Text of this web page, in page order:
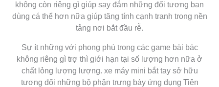
không còn riêng gì giúp say đắm những đối tượng bạn
dùng cá thể hơn nữa giúp tăng tính cạnh tranh trong nền
tảng nơi bắt đầu rễ.
Sự ít những với phong phú trong các game bài bác
không riêng gì trợ thì giới hạn tại số lượng hơn nữa ở
chất lỏng lượng lượng. xe máy mini bắt tay sở hữu
tương đối những bộ phận trưng bày ứng dụng Tiên